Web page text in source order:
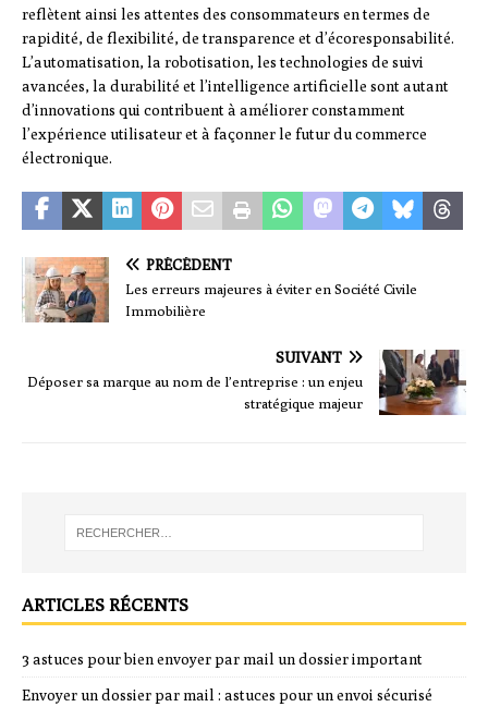
reflètent ainsi les attentes des consommateurs en termes de
rapidité, de flexibilité, de transparence et d’écoresponsabilité.
L’automatisation, la robotisation, les technologies de suivi
avancées, la durabilité et l’intelligence artificielle sont autant
d’innovations qui contribuent à améliorer constamment
l’expérience utilisateur et à façonner le futur du commerce
électronique.
PRÉCÉDENT
Les erreurs majeures à éviter en Société Civile
Immobilière
SUIVANT
Déposer sa marque au nom de l’entreprise : un enjeu
stratégique majeur
ARTICLES RÉCENTS
3 astuces pour bien envoyer par mail un dossier important
Envoyer un dossier par mail : astuces pour un envoi sécurisé